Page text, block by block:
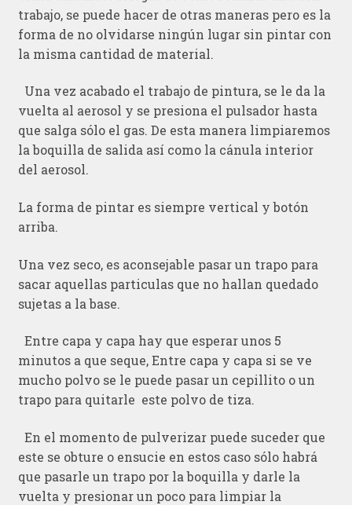
trabajo, se puede hacer de otras maneras pero es la
forma de no olvidarse ningún lugar sin pintar con
la misma cantidad de material.
Una vez acabado el trabajo de pintura, se le da la
vuelta al aerosol y se presiona el pulsador hasta
que salga sólo el gas. De esta manera limpiaremos
la boquilla de salida así como la cánula interior
del aerosol.
La forma de pintar es siempre vertical y botón
arriba.
Una vez seco, es aconsejable pasar un trapo para
sacar aquellas particulas que no hallan quedado
sujetas a la base.
Entre capa y capa hay que esperar unos 5
minutos a que seque, Entre capa y capa si se ve
mucho polvo se le puede pasar un cepillito o un
trapo para quitarle este polvo de tiza.
En el momento de pulverizar puede suceder que
este se obture o ensucie en estos caso sólo habrá
que pasarle un trapo por la boquilla y darle la
vuelta y presionar un poco para limpiar la